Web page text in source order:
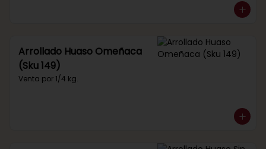
Arrollado Huaso Omeñaca
(Sku 149)
Venta por 1/4 kg.